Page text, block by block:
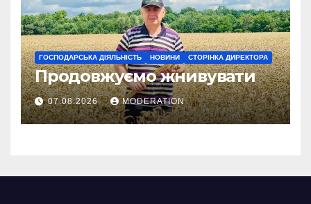
ГОСПОДАРСЬКА ДІЯЛЬНІСТЬ НОВИНИ СТОРІНКА ДИРЕКТОРА
Продовжуємо жнивувати
07.08.2026 MODERATION